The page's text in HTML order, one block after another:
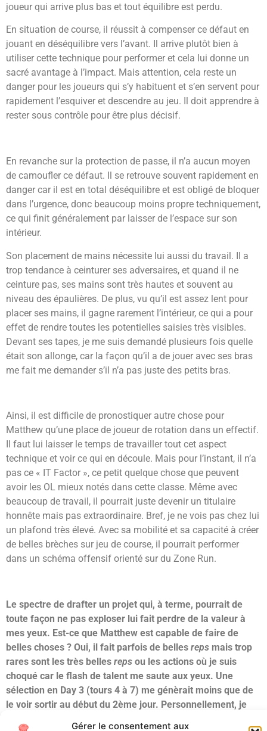
Gérer le consentement aux
joueur qui arrive plus bas et tout équilibre est perdu.
En situation de course, il réussit à compenser ce défaut en
jouant en déséquilibre vers l’avant. Il arrive plutôt bien à
utiliser cette technique pour performer et cela lui donne un
sacré avantage à l’impact. Mais attention, cela reste un
danger pour les joueurs qui s’y habituent et s’en servent pour
rapidement l’esquiver et descendre au jeu. Il doit apprendre à
rester sous contrôle pour être plus décisif.
En revanche sur la protection de passe, il n’a aucun moyen
de camoufler ce défaut. Il se retrouve souvent rapidement en
danger car il est en total déséquilibre et est obligé de bloquer
dans l’urgence, donc beaucoup moins propre techniquement,
ce qui finit généralement par laisser de l’espace sur son
intérieur.
Son placement de mains nécessite lui aussi du travail. Il a
trop tendance à ceinturer ses adversaires, et quand il ne
ceinture pas, ses mains sont très hautes et souvent au
niveau des épaulières. De plus, vu qu’il est assez lent pour
placer ses mains, il gagne rarement l’intérieur, ce qui a pour
effet de rendre toutes les potentielles saisies très visibles.
Devant ses tapes, je me suis demandé plusieurs fois quelle
était son allonge, car la façon qu’il a de jouer avec ses bras
me fait me demander s’il n’a pas juste des petits bras.
Ainsi, il est difficile de pronostiquer autre chose pour
Matthew qu’une place de joueur de rotation dans un effectif.
Il faut lui laisser le temps de travailler tout cet aspect
technique et voir ce qui en découle. Mais pour l’instant, il n’a
pas ce « IT Factor », ce petit quelque chose que peuvent
avoir les OL mieux notés dans cette classe. Même avec
beaucoup de travail, il pourrait juste devenir un titulaire
honnête mais pas extraordinaire. Bref, je ne vois pas chez lui
un plafond très élevé. Avec sa mobilité et sa capacité à créer
de belles brèches sur jeu de course, il pourrait performer
dans un schéma offensif orienté sur du Zone Run.
Le spectre de drafter un projet qui, à terme, pourrait de
toute façon ne pas exploser lui fait perdre de la valeur à
mes yeux. Est-ce que Matthew est capable de faire de
belles choses ? Oui, il fait parfois de belles reps mais trop
rares sont les très belles reps ou les actions où je suis
choqué car le flash de talent me saute aux yeux. Une
sélection en Day 3 (tours 4 à 7) me génèrait moins que de
le voir sortir au début du 2ème jour. Personnellement, je